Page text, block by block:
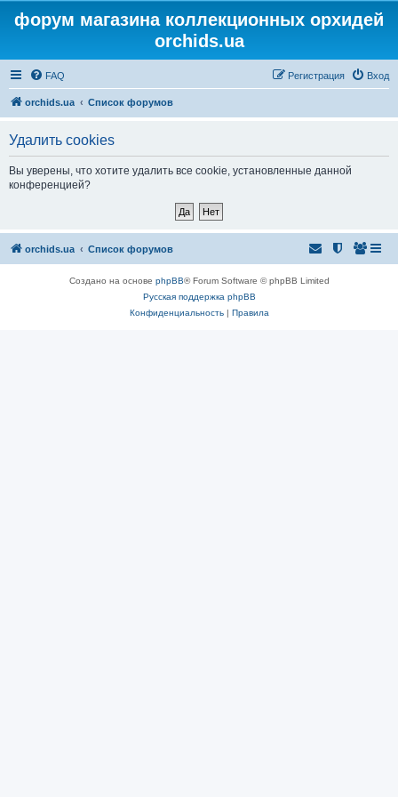
форум магазина коллекционных орхидей
orchids.ua
FAQ Вход
Регистрация
orchids.ua Список форумов
Удалить cookies
Вы уверены, что хотите удалить все cookie, установленные данной
конференцией?
orchids.ua Список форумов
Создано на основе phpBB® Forum Software © phpBB Limited
Русская поддержка phpBB
Конфиденциальность| Правила